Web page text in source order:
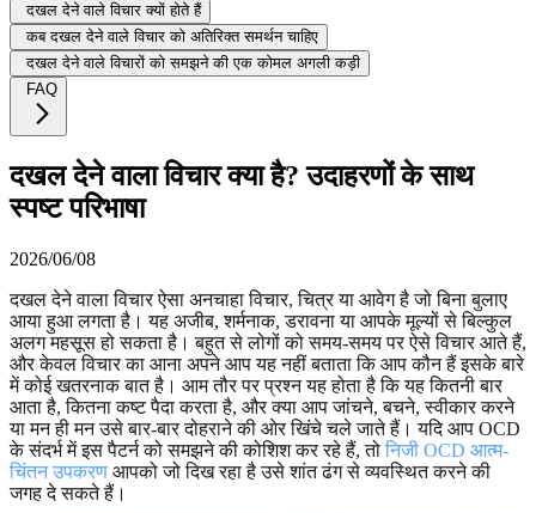
दखल देने वाले विचार क्यों होते हैं
कब दखल देने वाले विचार को अतिरिक्त समर्थन चाहिए
दखल देने वाले विचारों को समझने की एक कोमल अगली कड़ी
FAQ
दखल देने वाला विचार क्या है? उदाहरणों के साथ
स्पष्ट परिभाषा
2026/06/08
दखल देने वाला विचार ऐसा अनचाहा विचार, चित्र या आवेग है जो बिना बुलाए
आया हुआ लगता है। यह अजीब, शर्मनाक, डरावना या आपके मूल्यों से बिल्कुल
अलग महसूस हो सकता है। बहुत से लोगों को समय-समय पर ऐसे विचार आते हैं,
और केवल विचार का आना अपने आप यह नहीं बताता कि आप कौन हैं इसके बारे
में कोई खतरनाक बात है। आम तौर पर प्रश्न यह होता है कि यह कितनी बार
आता है, कितना कष्ट पैदा करता है, और क्या आप जांचने, बचने, स्वीकार करने
या मन ही मन उसे बार-बार दोहराने की ओर खिंचे चले जाते हैं। यदि आप OCD
के संदर्भ में इस पैटर्न को समझने की कोशिश कर रहे हैं, तो निजी OCD आत्म-
चिंतन उपकरण आपको जो दिख रहा है उसे शांत ढंग से व्यवस्थित करने की
जगह दे सकते हैं।